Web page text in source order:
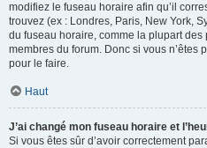
modifiez le fuseau horaire afin qu’il
trouvez (ex : Londres, Paris, New York,
du fuseau horaire, comme la plupart des
membres du forum. Donc si vous n’êtes
pour le faire.
Haut
J’ai changé mon fuseau horaire et
Si vous êtes sûr d’avoir correctement